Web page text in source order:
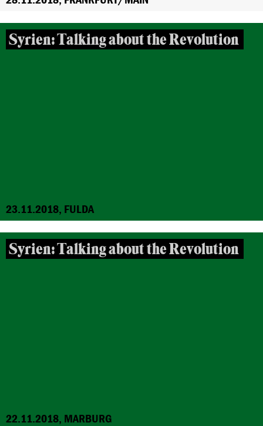
Syrien: Talking about the Revolution
23.11.2018, FULDA
Syrien: Talking about the Revolution
22.11.2018, MARBURG